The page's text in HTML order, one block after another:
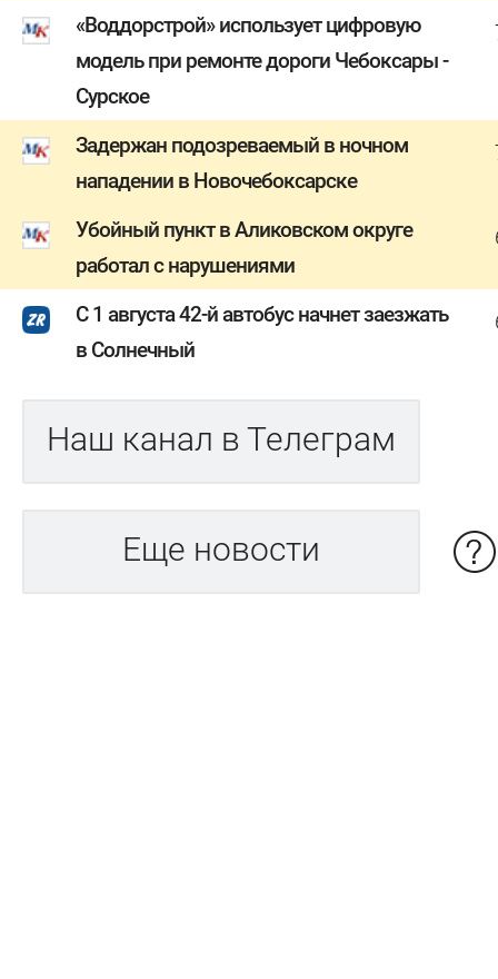
«Воддорстрой» использует цифровую
модель при ремонте дороги Чебоксары -
Сурское
Задержан подозреваемый в ночном
нападении в Новочебоксарске
Убойный пункт в Аликовском округе
работал с нарушениями
С 1 августа 42-й автобус начнет заезжать
в Солнечный
Наш канал в Телеграм
Еще новости